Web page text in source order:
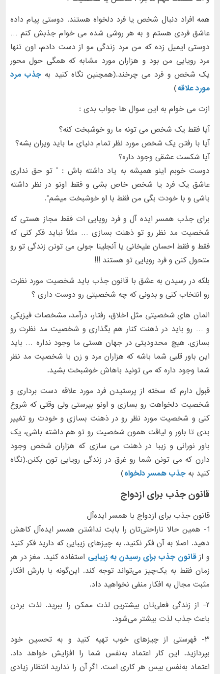
همه افراد دنبال شخص یا فرد دلخواه هستند. دوستی پیام داده
عاشق فردی هستم و به هر روشی شده می خوام جذبش کنم …
دوستی ایمیل زده که من مرد زندگی مو از دست دادم، اون تنها
مرد رویایی من بود و هزاران مورد مشابه که همگی حول محور
یک شخص و فرد می چرخند.(همچنین نگاه کنید به جذب مرد
مورد علاقه)
ازت می خوام به این سوال ها جواب بدی :
آیا فقط یک شخص می تونه ما رو خوشبخت کنه؟
آیا با رفتن یک شخص مورد نظر تمام دنیای ما باید ویران بشه؟
آیا شکست عشقی وجود داره؟
دوست خوبم اینو همیشه به یاد داشته باش : ” تو حق نداری
عاشق یک فرد یا شخص خاص بشی و فقط اونو در نظر داشته
باشی و با خودت بگی من فقط با او خوشبخت میشم“.
برای جذب همسر ایده آل و فرد رویایی ات فقط مجاز هستی که
شخصیت مد نظر رو تو ذهنت بسازی … مثلاً نباید فکر کنی که
فقط و فقط احسان علیخانی یا آنجلینا جولی می تونن زندگی تو رو
متحول کنن و فرد رویایی تو هستند !!!
بلکه در رسیدن به عشق با قانون جذب باید شخصیت مورد نظرت
رو انتخاب کنی و بدونی که چه شخصیتی رو دوست داری ؟
المان های شخصیتی مثل اخلاق، رفتار، درآمد، مشخصات فیزیکی
و … رو باید در ذهنت کنار هم بگذاری و شخصیت مد نظرت رو
بسازی. هیچ محدودیتی در جهان هستی ما وجود نداره … باید
این باور قلبی شما باشه که هزاران مرد و زن با شخصیت مد نظر
شما وجود داره که می تونید باهاش خوشبخت بشید.
قبول دارم که سخته از پرستیدن فرد مورد علاقه دست برداری و
شخصیت دلخواهت رو بسازی و اونو بپرستی ولی وقتی که شروع
کنی و شخصیت مورد نظر رو در ذهنت بسازی و خودت رو تغییر
بدی تا باور و لیاقت همون شخصیت رو تو هم داشته باشی، یک
باور نورانی و زیبا در ذهنت می سازی که هزاران شخص وجود
دارن که می تونن شما رو غرق در زندگی رویایی تون بکنن.(نگاه
کنید به جذب همسر دلخواه)
قانون جذب برای ازدواج
قانون جذب برای ازدواج با همسر ایده‌آل
1- همین حالا ناراحتی‌تان را بابت نداشتن همسر ایده‌آل کاهش
دهید. اصلا به آن فکر نکنید. به چیزهای زیبایی که دارید فکر کنید
و ازقانون جذب برای رسیدن به زیبایی استفاده کنید. مغز در هر
زمان فقط به یک‌چیز می‌تواند توجه کند. این‌گونه با بارش افکار
مثبت مجال به افکار منفی نخواهید داد.
۲- از زندگی فعلی‌تان بیشترین لذت ممکن را ببرید. لذت بردن
باعث جذب لذت بیشتر می‌شود.
۳- فهرستی از چیزهای خوب تهیه کنید و به تحسین خود
بپردازید. این کار اعتماد به‌نفس شما را افزایش خواهد داد.
اعتماد به‌نفس بیس هر کاری است. اگر آن را ندارید انتظار زیادی